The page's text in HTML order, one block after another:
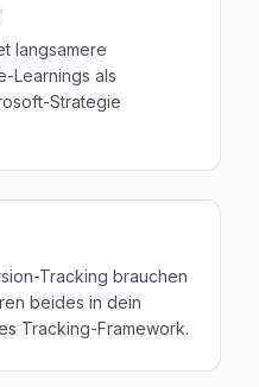
langsamere
Learnings als
Strategie
Tracking brauchen
beides in dein
Tracking-Framework.